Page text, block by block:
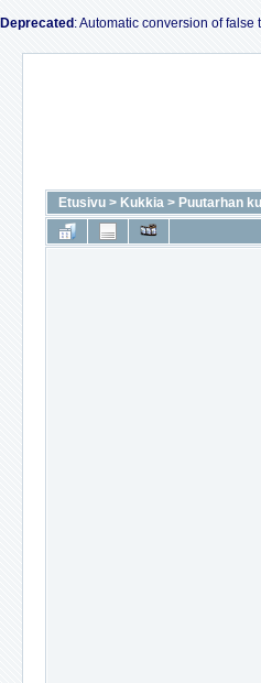
Deprecated : Automatic conversion of false
Etusivu > Kukkia > Puutarhan